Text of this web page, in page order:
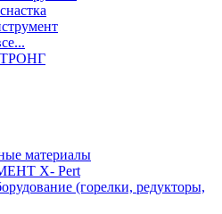
материалы
X- Pert
(горелки, редукторы,